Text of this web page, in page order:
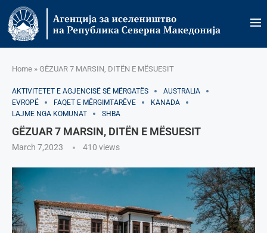
Home » GËZUAR 7 MARSIN, DITËN E MËSUESIT
AKTIVITETET E AGJENCISË SË МËRGATËS
AUSTRALIA
EVROPË
FAQET E MËRGIMTARËVE
KANADA
LAJME NGA KOMUNAT
SHBA
GËZUAR 7 MARSIN, DITËN E MËSUESIT
March 7,2023 410 views